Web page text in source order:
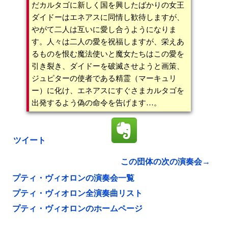
だカルタゴに新しく国を興したばかりの女王
ダイドーはエネアスに同情し歓待しますが、
やがて二人は互いに愛し合うようになりま
す。人々は二人の愛を祝福しますが、栄えあ
るものを恨む魔法使いと魔女たちはこの愛を
引き裂き、ダイドーを破滅させようと画策、
ジュピターの使者である精霊（マーキュリ
ー）に化け、エネアスにすぐさまカルタゴを
出発するよう偽の命令を告げます…。
ツイート
この団体の次の演奏会→
プティ・ヴィオロンの演奏会一覧
プティ・ヴィオロン全演奏曲リスト
プティ・ヴィオロンのホームページ